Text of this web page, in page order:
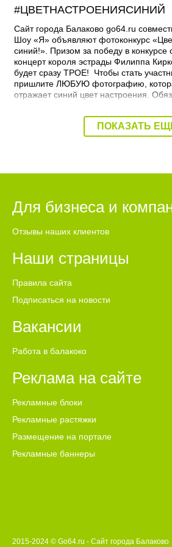
#ЦВЕТНАСТРОЕНИЯСИНИЙ
Сайт города Балаково go64.ru
Шоу «Я» объявляют фотоконкурс
синий!». Призом за победу в конкурсе
концерт короля эстрады Филиппа
будет сразу ТРОЕ! Чтобы стать
пришлите ЛЮБУЮ фотографию,
отражает синий цвет настроения.
одежда или даже ваши синие волосы.
можно: 1. Вконтакте: https://vk.com/
Одноклассники: http://ok.ru/
завершение - 14 ноября. В этот день
будет трое, и каждый из них получит
одну персону на Шоу «Я» Филиппа
ПОКАЗАТЬ
Для бизнеса и
Отзывы наших клиентов
Наши страницы
Правила сайта
Подписаться на новости
Вакансии
Работа в балакоко
Реклама на сайте
Рекламные блоки
Рекламные растяжки
Размещение на портале
Рекламные баннеры
2015-2024 © Go64.ru - Сайт города Балаково